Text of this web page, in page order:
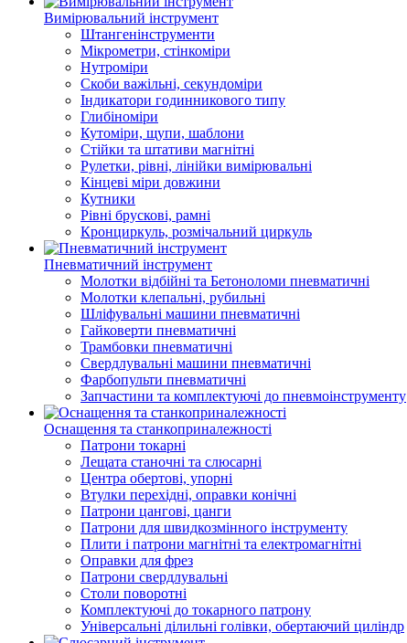
Вимірювальний інструмент
Штангенінструменти
Мікрометри, стінкоміри
Нутроміри
Скоби важільні, секундоміри
Індикатори годинникового типу
Глибіноміри
Кутоміри, щупи, шаблони
Стійки та штативи магнітні
Рулетки, рівні, лінійки вимірювальні
Кінцеві міри довжини
Кутники
Рівні брускові, рамні
Кронциркуль, розмічальний циркуль
Пневматичний інструмент
Молотки відбійні та Бетоноломи пневматичні
Молотки клепальні, рубильні
Шліфувальні машини пневматичні
Гайковерти пневматичні
Трамбовки пневматичні
Свердлувальні машини пневматичні
Фарбопульти пневматичні
Запчастини та комплектуючі до пневмоінструменту
Оснащення та станкоприналежності
Патрони токарні
Лещата станочні та слюсарні
Центра обертові, упорні
Втулки перехідні, оправки конічні
Патрони цангові, цанги
Патрони для швидкозмінного інструменту
Плити і патрони магнітні та електромагнітні
Оправки для фрез
Патрони свердлувальні
Столи поворотні
Комплектуючі до токарного патрону
Універсальні ділильні голівки, обертаючий циліндр